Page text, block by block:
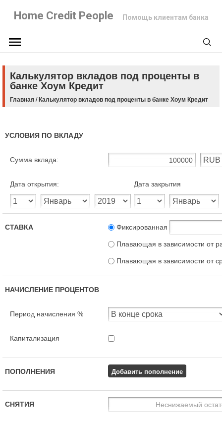
Home Credit People Помощь клиентам банка
Калькулятор вкладов под проценты в
банке Хоум Кредит
Главная/Калькулятор вкладов под проценты в банке Хоум Кредит
УСЛОВИЯ ПО ВКЛАДУ
Сумма вклада:
Дата открытия: Дата закрытия
СТАВКА Фиксированная
Плавающая в зависимости от
Плавающая в зависимости от
НАЧИСЛЕНИЕ ПРОЦЕНТОВ
Период начисления %
Капитализация
ПОПОЛНЕНИЯ Добавить пополнение
СНЯТИЯ